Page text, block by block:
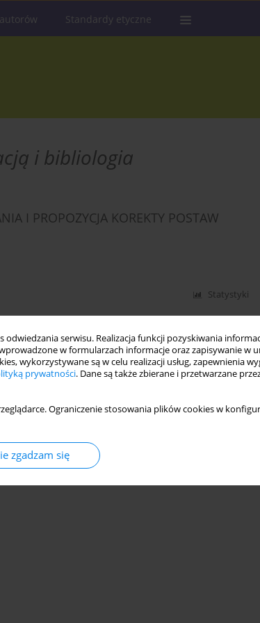
serwisu. Realizacja funkcji pozyskiwania
w formularzach informacje oraz zapisywanie w
wykorzystywane są w celu realizacji usług, zapewnienia
prywatności. Dane są także zbierane i przetwarzane
Ograniczenie stosowania plików cookies w
zgadzam się
Standardy etyczne
i bibliologia
I PROPOZYCJA KOREKTY POSTAW
Statystyki